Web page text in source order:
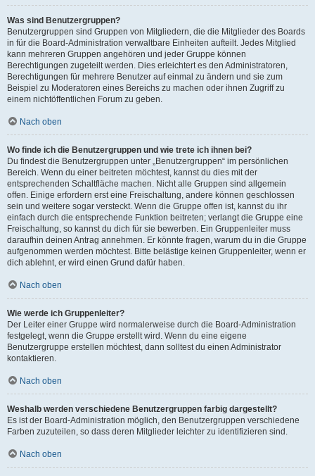
Was sind Benutzergruppen?
Benutzergruppen sind Gruppen von Mitgliedern, die die Mitglieder des Boards
in für die Board-Administration verwaltbare Einheiten aufteilt. Jedes Mitglied
kann mehreren Gruppen angehören und jeder Gruppe können
Berechtigungen zugeteilt werden. Dies erleichtert es den Administratoren,
Berechtigungen für mehrere Benutzer auf einmal zu ändern und sie zum
Beispiel zu Moderatoren eines Bereichs zu machen oder ihnen Zugriff zu
einem nichtöffentlichen Forum zu geben.
Nach oben
Wo finde ich die Benutzergruppen und wie trete ich ihnen bei?
Du findest die Benutzergruppen unter „Benutzergruppen“ im persönlichen
Bereich. Wenn du einer beitreten möchtest, kannst du dies mit der
entsprechenden Schaltfläche machen. Nicht alle Gruppen sind allgemein
offen. Einige erfordern erst eine Freischaltung, andere können geschlossen
sein und weitere sogar versteckt. Wenn die Gruppe offen ist, kannst du ihr
einfach durch die entsprechende Funktion beitreten; verlangt die Gruppe eine
Freischaltung, so kannst du dich für sie bewerben. Ein Gruppenleiter muss
daraufhin deinen Antrag annehmen. Er könnte fragen, warum du in die Gruppe
aufgenommen werden möchtest. Bitte belästige keinen Gruppenleiter, wenn er
dich ablehnt, er wird einen Grund dafür haben.
Nach oben
Wie werde ich Gruppenleiter?
Der Leiter einer Gruppe wird normalerweise durch die Board-Administration
festgelegt, wenn die Gruppe erstellt wird. Wenn du eine eigene
Benutzergruppe erstellen möchtest, dann solltest du einen Administrator
kontaktieren.
Nach oben
Weshalb werden verschiedene Benutzergruppen farbig dargestellt?
Es ist der Board-Administration möglich, den Benutzergruppen verschiedene
Farben zuzuteilen, so dass deren Mitglieder leichter zu identifizieren sind.
Nach oben